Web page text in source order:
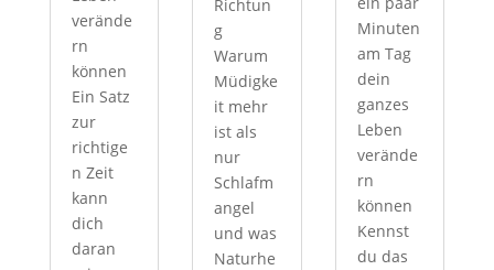
verände
rn
können
Ein Satz
zur
richtige
n Zeit
kann
dich
daran
Richtun
g
Warum
Müdigke
it mehr
ist als
nur
Schlafm
angel
und was
Naturhe
Minuten
am Tag
dein
ganzes
Leben
verände
rn
können
Kennst
du das